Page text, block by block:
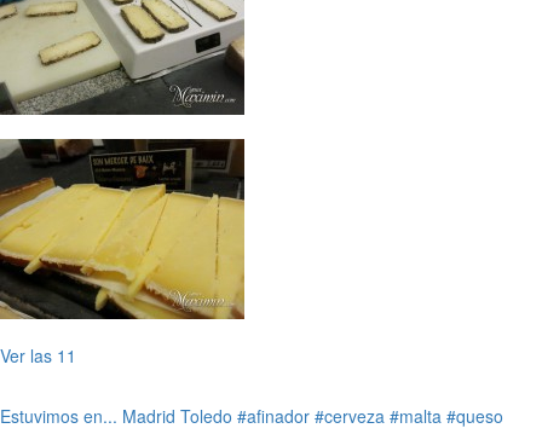
Ver las 11
Estuvimos en... Madrid Toledo #afinador #cerveza #malta #queso